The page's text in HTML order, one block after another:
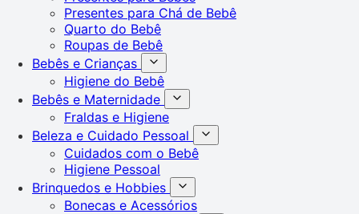
Presentes para Chá de Bebê
Quarto do Bebê
Roupas de Bebê
Bebês e Crianças
Higiene do Bebê
Bebês e Maternidade
Fraldas e Higiene
Beleza e Cuidado Pessoal
Cuidados com o Bebê
Higiene Pessoal
Brinquedos e Hobbies
Bonecas e Acessórios